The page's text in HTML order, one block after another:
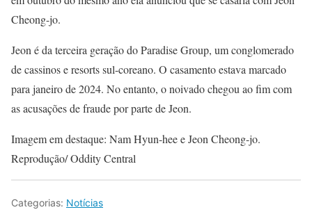
Cheong-jo.
Jeon é da terceira geração do Paradise Group, um conglomerado
de cassinos e resorts sul-coreano. O casamento estava marcado
para janeiro de 2024. No entanto, o noivado chegou ao fim com
as acusações de fraude por parte de Jeon.
Imagem em destaque: Nam Hyun-hee e Jeon Cheong-jo.
Reprodução/ Oddity Central
Categorias: Notícias